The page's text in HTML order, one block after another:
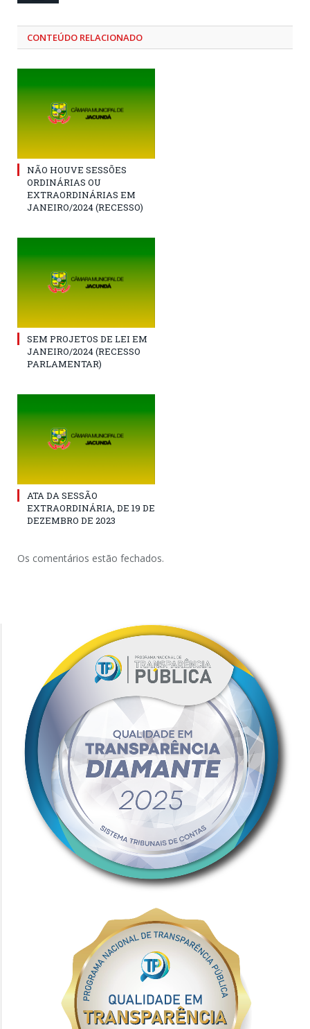
CONTEÚDO RELACIONADO
NÃO HOUVE SESSÕES
ORDINÁRIAS OU
EXTRAORDINÁRIAS EM
JANEIRO/2024 (RECESSO)
SEM PROJETOS DE LEI EM
JANEIRO/2024 (RECESSO
PARLAMENTAR)
ATA DA SESSÃO
EXTRAORDINÁRIA, DE 19 DE
DEZEMBRO DE 2023
Os comentários estão fechados.